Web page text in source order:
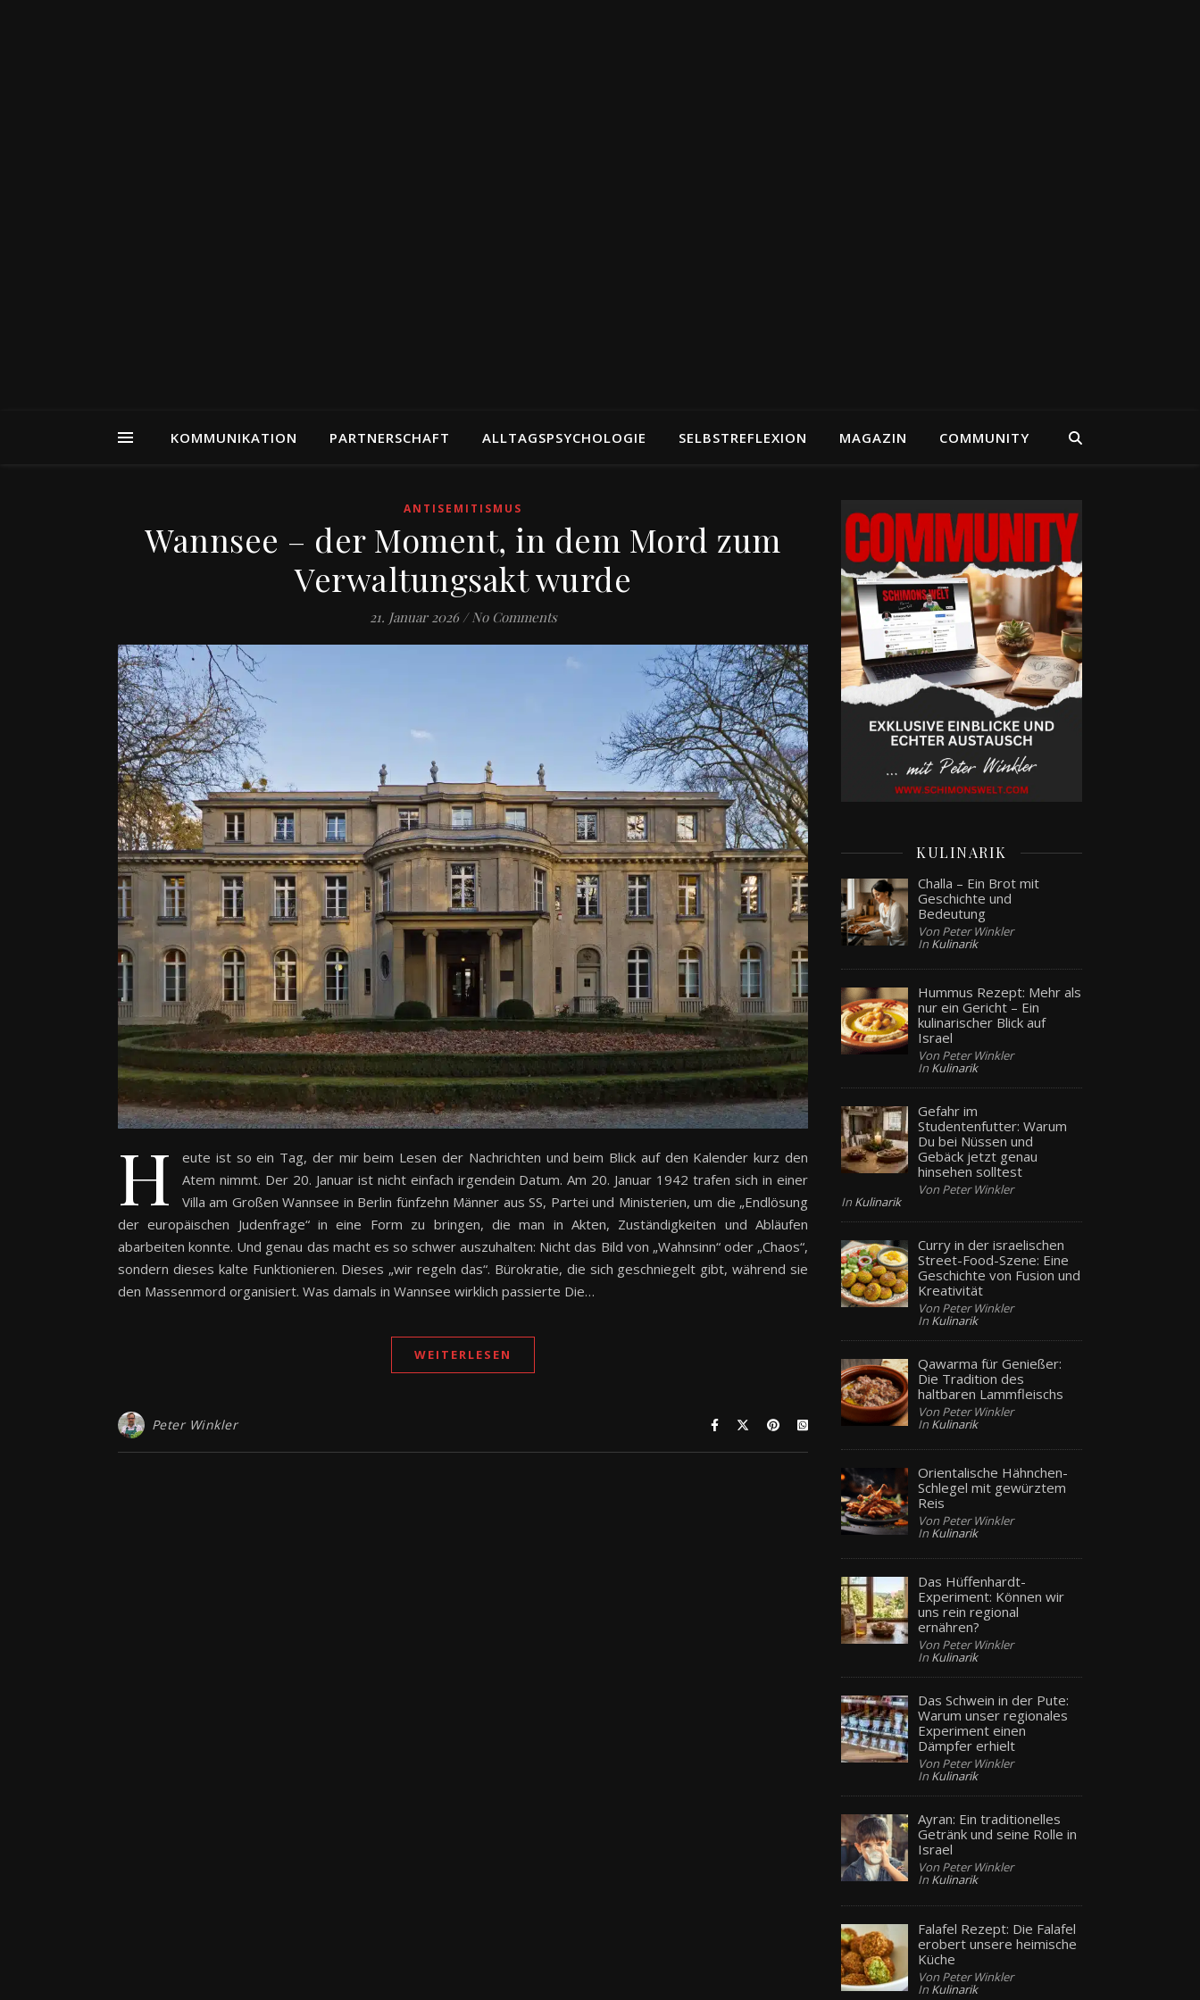
KOMMUNIKATION PARTNERSCHAFT ALLTAGSPSYCHOLOGIE SELBSTREFLEXION MAGAZIN COMMUNITY
ANTISEMITISMUS
Wannsee – der Moment, in dem Mord zum
Verwaltungsakt wurde
21. Januar 2026 / No Comments
H
eute ist so ein Tag, der mir beim Lesen der Nachrichten und beim Blick auf den Kalender kurz den
Atem nimmt. Der 20. Januar ist nicht einfach irgendein Datum. Am 20. Januar 1942 trafen sich in einer
Villa am Großen Wannsee in Berlin fünfzehn Männer aus SS, Partei und Ministerien, um die „Endlösung
der europäischen Judenfrage“ in eine Form zu bringen, die man in Akten, Zuständigkeiten und Abläufen
abarbeiten konnte. Und genau das macht es so schwer auszuhalten: Nicht das Bild von „Wahnsinn“ oder „Chaos“,
sondern dieses kalte Funktionieren. Dieses „wir regeln das“. Bürokratie, die sich geschniegelt gibt, während sie
den Massenmord organisiert. Was damals in Wannsee wirklich passierte Die…
WEITERLESEN
Peter Winkler
KULINARIK
Challa – Ein Brot mit
Geschichte und
Bedeutung
Von Peter Winkler
In Kulinarik
Hummus Rezept: Mehr als
nur ein Gericht – Ein
kulinarischer Blick auf
Israel
Von Peter Winkler
In Kulinarik
Gefahr im
Studentenfutter: Warum
Du bei Nüssen und
Gebäck jetzt genau
hinsehen solltest
Von Peter Winkler
In Kulinarik
Curry in der israelischen
Street-Food-Szene: Eine
Geschichte von Fusion und
Kreativität
Von Peter Winkler
In Kulinarik
Qawarma für Genießer:
Die Tradition des
haltbaren Lammfleischs
Von Peter Winkler
In Kulinarik
Orientalische Hähnchen-
Schlegel mit gewürztem
Reis
Von Peter Winkler
In Kulinarik
Das Hüffenhardt-
Experiment: Können wir
uns rein regional
ernähren?
Von Peter Winkler
In Kulinarik
Das Schwein in der Pute:
Warum unser regionales
Experiment einen
Dämpfer erhielt
Von Peter Winkler
In Kulinarik
Ayran: Ein traditionelles
Getränk und seine Rolle in
Israel
Von Peter Winkler
In Kulinarik
Falafel Rezept: Die Falafel
erobert unsere heimische
Küche
Von Peter Winkler
In Kulinarik